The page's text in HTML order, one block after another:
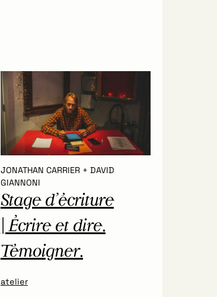
JONATHAN CARRIER + DAVID
GIANNONI
Stage d’écriture
| Écrire et dire.
Témoigner.
atelier